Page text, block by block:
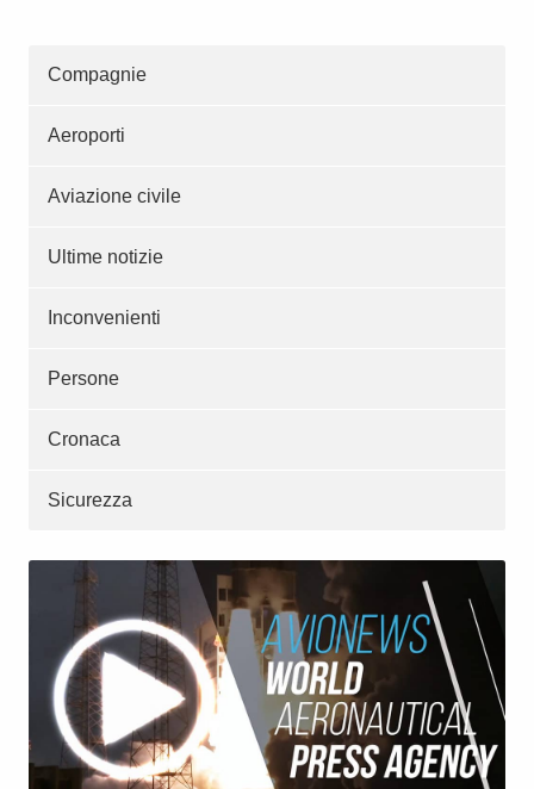
Compagnie
Aeroporti
Aviazione civile
Ultime notizie
Inconvenienti
Persone
Cronaca
Sicurezza